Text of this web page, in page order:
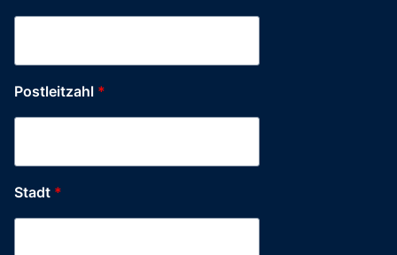
Postleitzahl *
Stadt *